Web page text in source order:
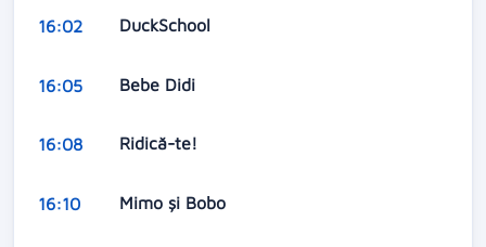
16:02 DuckSchool
16:05 Bebe Didi
16:08 Ridică-te!
16:10 Mimo şi Bobo